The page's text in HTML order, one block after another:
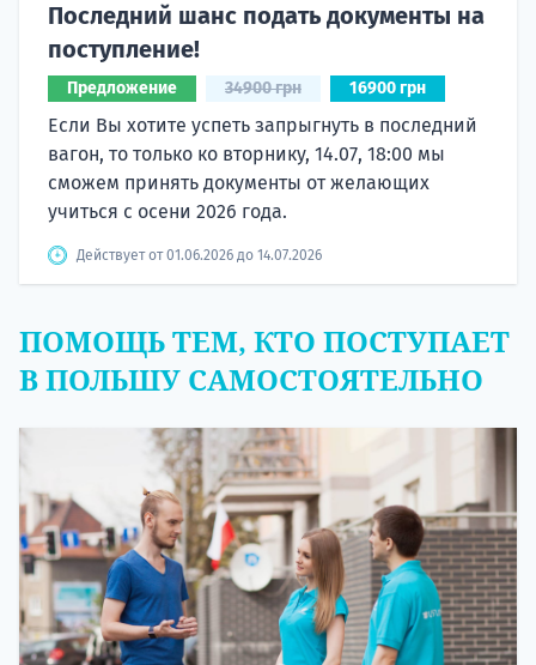
Последний шанс подать документы на
поступление!
Предложение 34900 грн 16900 грн
Если Вы хотите успеть запрыгнуть в последний
вагон, то только ко вторнику, 14.07, 18:00 мы
сможем принять документы от желающих
учиться с осени 2026 года.
Действует от 01.06.2026 до 14.07.2026
ПОМОЩЬ ТЕМ, КТО ПОСТУПАЕТ
В ПОЛЬШУ САМОСТОЯТЕЛЬНО